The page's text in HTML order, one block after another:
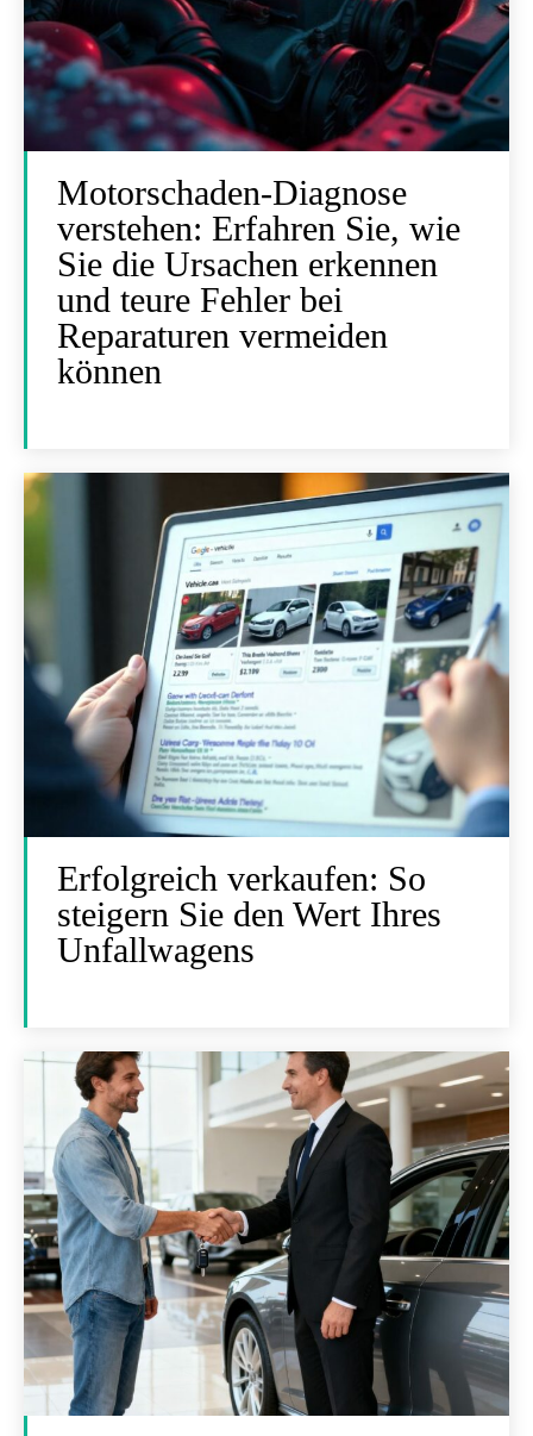
Motorschaden-Diagnose
verstehen: Erfahren Sie, wie
Sie die Ursachen erkennen
und teure Fehler bei
Reparaturen vermeiden
können
Erfolgreich verkaufen: So
steigern Sie den Wert Ihres
Unfallwagens